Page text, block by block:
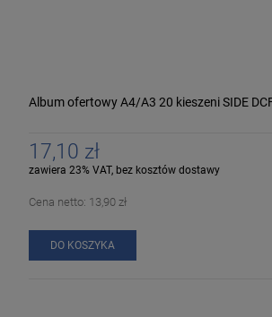
Album ofertowy A4/A3 20 kieszeni SIDE
17,10 zł
zawiera 23% VAT, bez kosztów dostawy
Cena netto: 13,90 zł
DO KOSZYKA